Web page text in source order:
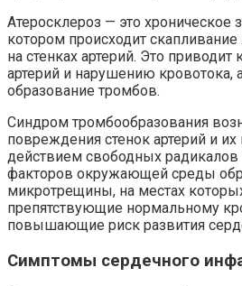
Атеросклероз — это хроническое
котором происходит
на стенках артерий. Это приводит
артерий и нарушению кровотока,
образование тромбов.
Синдром тромбообразования
повреждения стенок артерий и
действием свободных радикалов
факторов окружающей среды
микротрещины, на местах
препятствующие нормальному
повышающие риск развития
Симптомы сердечного